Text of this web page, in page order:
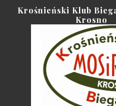
Krośnieński Klub
Krosno